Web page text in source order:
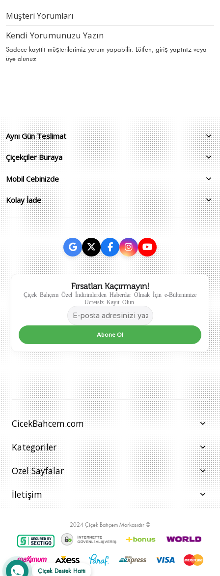
Müşteri Yorumları
Kendi Yorumunuzu Yazın
Sadece kayıtlı müşterilerimiz yorum yapabilir. Lütfen, giriş yapınız veya
üye olunuz
Aynı Gün Teslimat
Çiçekçiler Buraya
Mobil Cebinizde
Kolay İade
Fırsatları Kaçırmayın!
Çiçek Bahçem Özel İndirimlerden Haberdar Olmak İçin e-Bültenimize
Ücretsiz Kayıt Olun.
Abone Ol
CicekBahcem.com
Kategoriler
Özel Sayfalar
İletişim
2024 Çiçek Bahçem Markasıdır ©
Çiçek Destek Hattı